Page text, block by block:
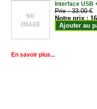
Interface USB
Prix :33.00 €
Notre prix :
Ajouter au
En savoir plus...